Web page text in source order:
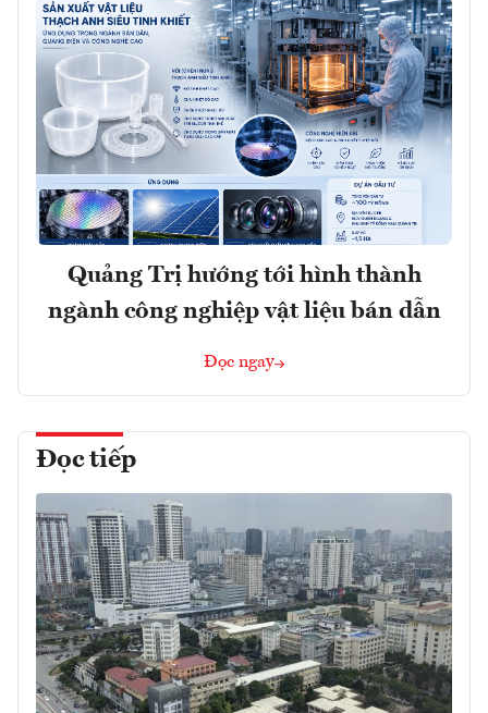
Quảng Trị hướng tới hình thành
ngành công nghiệp vật liệu bán dẫn
Đọc ngay
Đọc tiếp